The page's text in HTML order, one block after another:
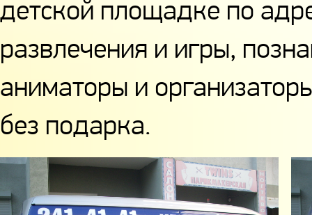
детской площадке по
развлечения и игры,
аниматоры и
без подарка.